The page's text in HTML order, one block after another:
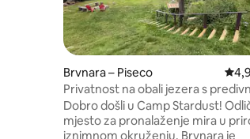
Brvnara – Piseco
Privatnost na obali jezera s
pogledom
Dobro došli u Camp Stardust!
mjesto za pronalaženje mira u
iznimnom okruženju. Brvnara je